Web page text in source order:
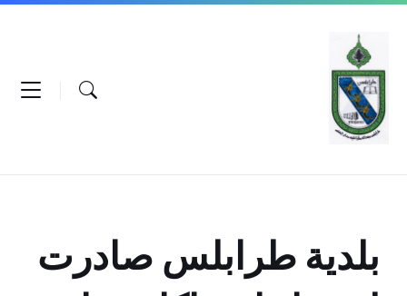
Skip
content
Skip
navigation
Skip
بلدية طرابلس صادرت